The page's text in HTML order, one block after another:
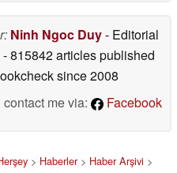
Ninh Ngoc Duy- Editorial
- 815842 articles published
since 2008
contact me via:
Facebook
> Haberler> Haber Arşivi >